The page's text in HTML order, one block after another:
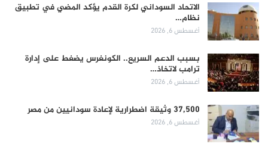
الاتحاد السوداني لكرة القدم يؤكد المضي في تطبيق
نظام…
أغسطس 6, 2026
بسبب الدعم السريع.. الكونغرس يضغط على إدارة
ترامب لاتخاذ…
أغسطس 6, 2026
37,500 وثيقة اضطرارية لإعادة سودانيين من مصر
أغسطس 6, 2026